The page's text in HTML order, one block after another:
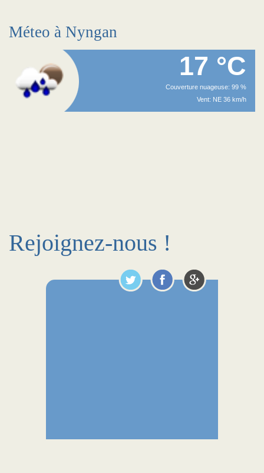
Méteo à Nyngan
17 °C
Couverture nuageuse: 99 %
Vent: NE 36 km/h
Rejoignez-nous !